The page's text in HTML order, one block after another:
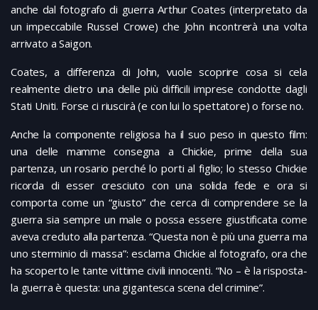
anche dal fotografo di guerra Arthur Coates (interpretato da
un impeccabile Russel Crowe) che John incontrerà una volta
arrivato a Saigon.
Coates, a differenza di John, vuole scoprire cosa si cela
realmente dietro una delle più difficili imprese condotte dagli
Stati Uniti. Forse ci riuscirà (e con lui lo spettatore) o forse no.
Anche la componente religiosa ha il suo peso in questo film:
una delle mamme consegna a Chickie, prime della sua
partenza, un rosario perché lo porti al figlio; lo stesso Chickie
ricorda di esser cresciuto con una solida fede e ora si
comporta come un “giusto” che cerca di comprendere se la
guerra sia sempre un male o possa essere giustificata come
aveva creduto alla partenza. “Questa non è più una guerra ma
uno sterminio di massa”: esclama Chickie al fotografo, ora che
ha scoperto le tante vittime civili innocenti. “No – è la risposta-
la guerra è questa: una gigantesca scena del crimine”.